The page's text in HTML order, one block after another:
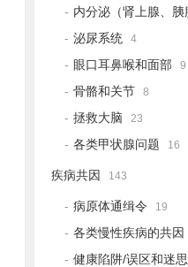
内分泌（肾上腺、胰
泌尿系统 4
眼口耳鼻喉和面部 9
骨骼和关节 8
拯救大脑 23
各类甲状腺问题 16
疾病共因 143
病原体通缉令 19
各类慢性疾病的共因
健康陷阱/误区和迷思